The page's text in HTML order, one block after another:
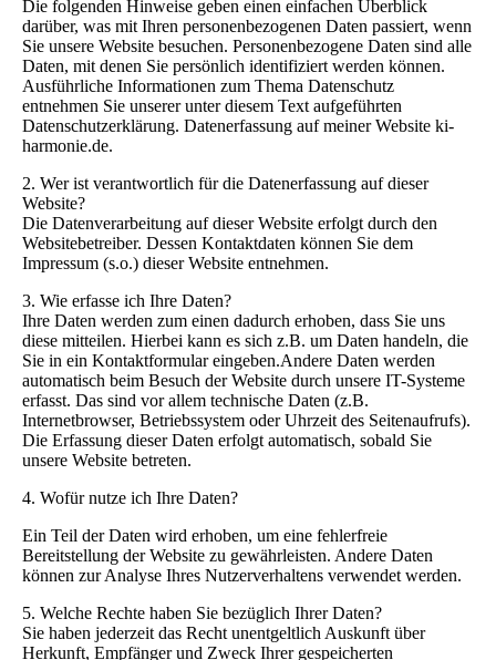
Die folgenden Hinweise geben einen einfachen Überblick
darüber, was mit Ihren personenbezogenen Daten passiert, wenn
Sie unsere Website besuchen. Personenbezogene Daten sind alle
Daten, mit denen Sie persönlich identifiziert werden können.
Ausführliche Informationen zum Thema Datenschutz
entnehmen Sie unserer unter diesem Text aufgeführten
Datenschutzerklärung. Datenerfassung auf meiner Website ki-
harmonie.de.
2. Wer ist verantwortlich für die Datenerfassung auf dieser
Website?
Die Datenverarbeitung auf dieser Website erfolgt durch den
Websitebetreiber. Dessen Kontaktdaten können Sie dem
Impressum (s.o.) dieser Website entnehmen.
3. Wie erfasse ich Ihre Daten?
Ihre Daten werden zum einen dadurch erhoben, dass Sie uns
diese mitteilen. Hierbei kann es sich z.B. um Daten handeln, die
Sie in ein Kontaktformular eingeben.Andere Daten werden
automatisch beim Besuch der Website durch unsere IT-Systeme
erfasst. Das sind vor allem technische Daten (z.B.
Internetbrowser, Betriebssystem oder Uhrzeit des Seitenaufrufs).
Die Erfassung dieser Daten erfolgt automatisch, sobald Sie
unsere Website betreten.
4. Wofür nutze ich Ihre Daten?
Ein Teil der Daten wird erhoben, um eine fehlerfreie
Bereitstellung der Website zu gewährleisten. Andere Daten
können zur Analyse Ihres Nutzerverhaltens verwendet werden.
5. Welche Rechte haben Sie bezüglich Ihrer Daten?
Sie haben jederzeit das Recht unentgeltlich Auskunft über
Herkunft, Empfänger und Zweck Ihrer gespeicherten